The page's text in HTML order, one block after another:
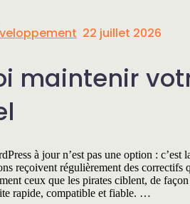
22 juillet 2026
maintenir
à jour n’est pas une option : c’est
reçoivent régulièrement des
ceux que les pirates ciblent, de
rapide, compatible et fiable. …